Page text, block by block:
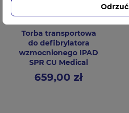
Torba transportowa
do defibrylatora
wzmocnionego IPAD
SPR CU Medical
Cena659,00 zł
Odrzuć